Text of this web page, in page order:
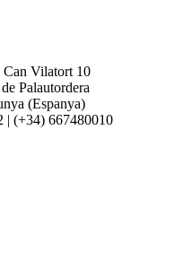
Can Vilatort 10
Palautordera
(Espanya)
| (+34) 667480010